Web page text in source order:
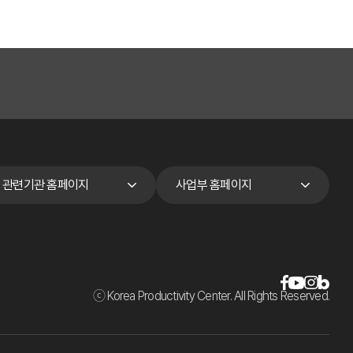
관련기관 홈페이지 사업부 홈페이지
ⓒ Korea Productivity Center. All Rights Reserved.